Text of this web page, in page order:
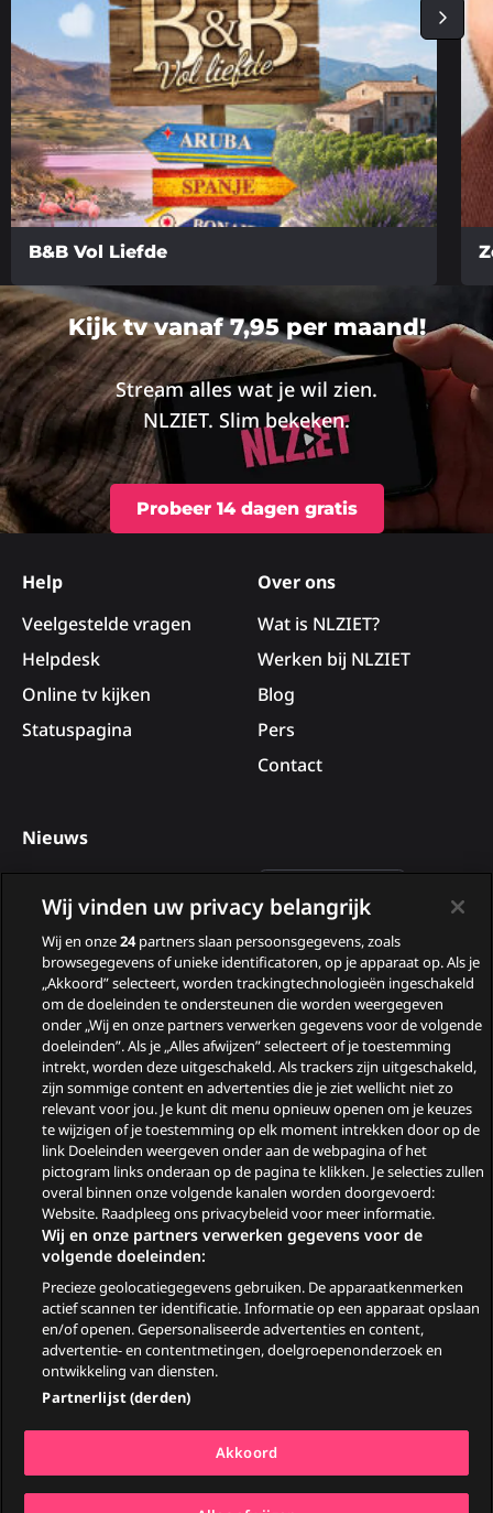
B&B Vol Liefde
Lees
meer
over
Kijk tv vanaf 7,95 per maand!
Stream alles wat je wil zien.
NLZIET. Slim bekeken.
Probeer 14 dagen gratis
footer
Help
Veelgestelde vragen
Helpdesk
Online tv kijken
Statuspagina
Over ons
Wat is NLZIET?
Werken bij NLZIET
Blog
Pers
Contact
Nieuws
Deelnemers van B&B Vol
Liefde 2026
Nieuwe tv programma’s
in augustus
Wie zijn de gasten van
Zomergasten?
Woeste Grond
© 2026
Privacy & Cookiestatement
Pers
Ga
naar
GoGo Go
Wij vinden uw privacy belangrijk
Wij en onze24partners slaan persoonsgegevens, zoals
browsegegevens of unieke identificatoren, op je apparaat op. Als je
„Akkoord” selecteert, worden trackingtechnologieën ingeschakeld
om de doeleinden te ondersteunen die worden weergegeven
onder „Wij en onze partners verwerken gegevens voor de volgende
doeleinden”. Als je „Alles afwijzen” selecteert of je toestemming
intrekt, worden deze uitgeschakeld. Als trackers zijn uitgeschakeld,
zijn sommige content en advertenties die je ziet wellicht niet zo
relevant voor jou. Je kunt dit menu opnieuw openen om je keuzes
te wijzigen of je toestemming op elk moment intrekken door op de
link Doeleinden weergeven onder aan de webpagina of het
pictogram links onderaan op de pagina te klikken. Je selecties zullen
overal binnen onze volgende kanalen worden doorgevoerd:
Website. Raadpleeg ons privacybeleid voor meer informatie.
Wij en onze partners verwerken gegevens voor de
volgende doeleinden:
Precieze geolocatiegegevens gebruiken. De apparaatkenmerken
actief scannen ter identificatie. Informatie op een apparaat opslaan
en/of openen. Gepersonaliseerde advertenties en content,
advertentie- en contentmetingen, doelgroepenonderzoek en
ontwikkeling van diensten.
Partnerlijst (derden)
Akkoord